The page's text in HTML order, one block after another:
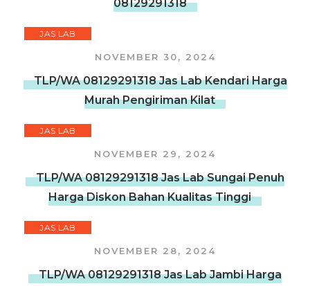
08129291318
JAS LAB
NOVEMBER 30, 2024
TLP/WA 08129291318 Jas Lab Kendari Harga
Murah Pengiriman Kilat
JAS LAB
NOVEMBER 29, 2024
TLP/WA 08129291318 Jas Lab Sungai Penuh
Harga Diskon Bahan Kualitas Tinggi
JAS LAB
NOVEMBER 28, 2024
TLP/WA 08129291318 Jas Lab Jambi Harga